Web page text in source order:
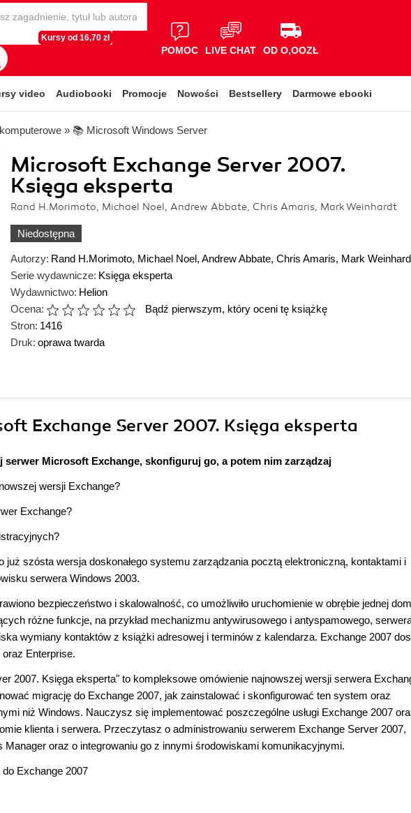
Kursy od 16,70 zł
POMOC LIVE CHAT OD O,OOZŁ
video Audiobooki Promocje Nowości Bestsellery Darmowe ebooki
» 📚 Microsoft Windows Server
Microsoft Exchange Server 2007.
Księga eksperta
Rand H.Morimoto, Michael Noel, Andrew Abbate, Chris Amaris, Mark Weinhardt
Niedostępna
Autorzy: Rand H.Morimoto, Michael Noel, Andrew Abbate, Chris Amaris, Mark
Serie wydawnicze: Księga eksperta
Wydawnictwo: Helion
Ocena:
Bądź pierwszym, który oceni tę książkę
Stron: 1416
Druk: oprawa twarda
Exchange Server 2007. Księga eksperta
serwer Microsoft Exchange, skonfiguruj go, a potem nim zarządzaj
wersji Exchange?
Exchange?
już szósta wersja doskonałego systemu zarządzania pocztą elektroniczną, kontaktami i
serwera Windows 2003.
bezpieczeństwo i skalowalność, co umożliwiło uruchomienie w obrębie jednej
różne funkcje, na przykład mechanizmu antywirusowego i antyspamowego,
wymiany kontaktów z książki adresowej i terminów z kalendarza. Exchange 2007
Enterprise.
2007. Księga eksperta" to kompleksowe omówienie najnowszej wersji serwera
migrację do Exchange 2007, jak zainstalować i skonfigurować ten system oraz
niż Windows. Nauczysz się implementować poszczególne usługi Exchange 2007
klienta i serwera. Przeczytasz o administrowaniu serwerem Exchange Server 2007,
oraz o integrowaniu go z innymi środowiskami komunikacyjnymi.
Exchange 2007